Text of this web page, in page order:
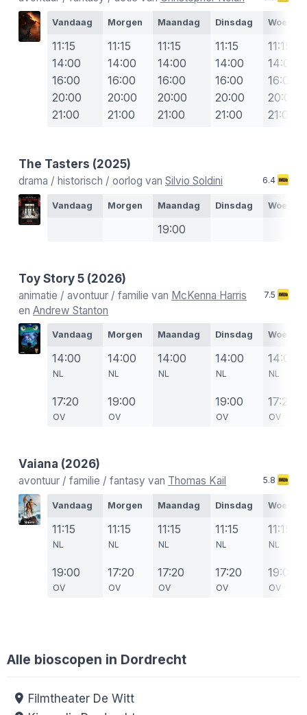
Vandaag Morgen Maandag Dinsdag
11:15
14:00
16:00
20:00
21:00
11:15
14:00
16:00
20:00
21:00
11:15
14:00
16:00
20:00
21:00
11:15
14:00
16:00
20:00
21:00
11:15
14:00
16:00
20:00
21:00
The Tasters (2025)
drama / historisch / oorlog van Silvio Soldini 6.4
Vandaag Morgen Maandag Dinsdag
19:00
Toy Story 5 (2026)
animatie / avontuur / familie van McKenna Harris
en Andrew Stanton
7.5
Vandaag Morgen Maandag Dinsdag
14:00
NL
17:20
OV
14:00
NL
19:00
OV
14:00
NL
14:00
NL
19:00
OV
14:00
NL
17:25
OV
Vaiana (2026)
avontuur / familie / fantasy van Thomas Kail 5.8
Vandaag Morgen Maandag Dinsdag
11:15
NL
19:00
OV
11:15
NL
17:20
OV
11:15
NL
17:20
OV
11:15
NL
17:20
OV
11:15
NL
19:00
OV
Alle bioscopen in Dordrecht
Filmtheater De Witt